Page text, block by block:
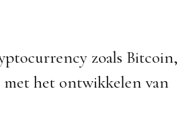
zoals Bitcoin,
met het ontwikkelen van